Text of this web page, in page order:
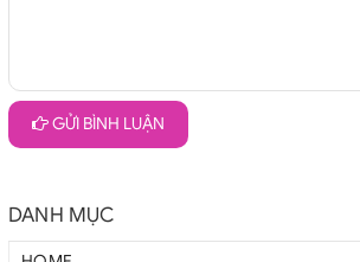
GỬI BÌNH LUẬN
DANH MỤC